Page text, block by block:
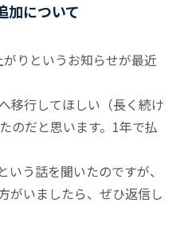
加について
りというお知らせが最近
移行してほしい（長く続け
のだと思います。1年で払
う話を聞いたのですが、
がいましたら、ぜひ返信し